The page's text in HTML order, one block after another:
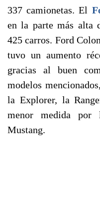
337 camionetas. El
en la parte más alta
425 carros. Ford
tuvo un aumento
gracias al buen
modelos
la Explorer, la
menor medida
Mustang.